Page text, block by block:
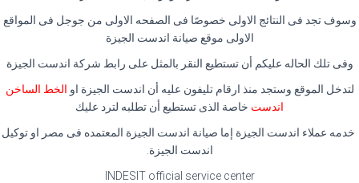
وسوف تجد فى النتائج الاولى خصوصًا فى الصفحه الاولى من جوجل فى المواقع
الاولى موقع صيانة اندست الجيزة
وفى تلك الحاله عليكم أن تستطيع النقر بالمثل على رابط شركة اندست الجيزة
لتدخل الموقع وستجد منذ ارقام تليفون عليه أن اندست الجيزة او الخط الساخن
اندست خاصة الذى تستطيع أن تطلبه لترد عليك
خدمه عملاء اندست الجيزة إما صيانة اندست الجيزة المعتمده فى مصر او توكيل
اندست الجيزة.
INDESIT official service center